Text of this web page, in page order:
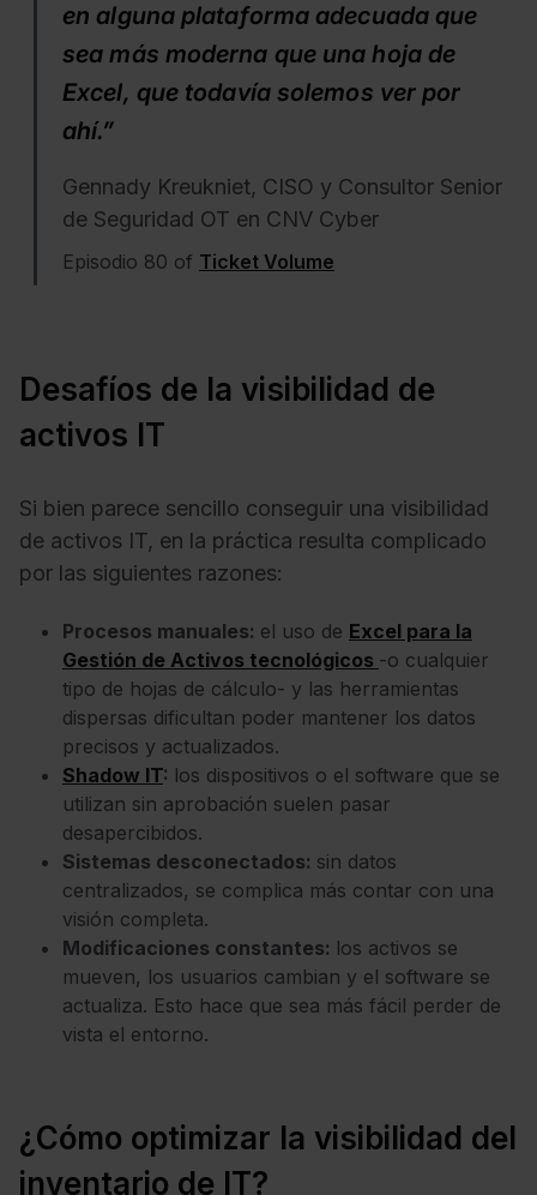
en alguna plataforma adecuada que
sea más moderna que una hoja de
Excel, que todavía solemos ver por
ahí.”
Gennady Kreukniet, CISO y Consultor Senior
de Seguridad OT en CNV Cyber
Episodio 80 of Ticket Volume
Desafíos de la visibilidad de
activos IT
Si bien parece sencillo conseguir una visibilidad
de activos IT, en la práctica resulta complicado
por las siguientes razones:
Procesos manuales: el uso de Excel para la
Gestión de Activos tecnológicos -o cualquier
tipo de hojas de cálculo- y las herramientas
dispersas dificultan poder mantener los datos
precisos y actualizados.
Shadow IT: los dispositivos o el software que se
utilizan sin aprobación suelen pasar
desapercibidos.
Sistemas desconectados: sin datos
centralizados, se complica más contar con una
visión completa.
Modificaciones constantes: los activos se
mueven, los usuarios cambian y el software se
actualiza. Esto hace que sea más fácil perder de
vista el entorno.
¿Cómo optimizar la visibilidad del
inventario de IT?